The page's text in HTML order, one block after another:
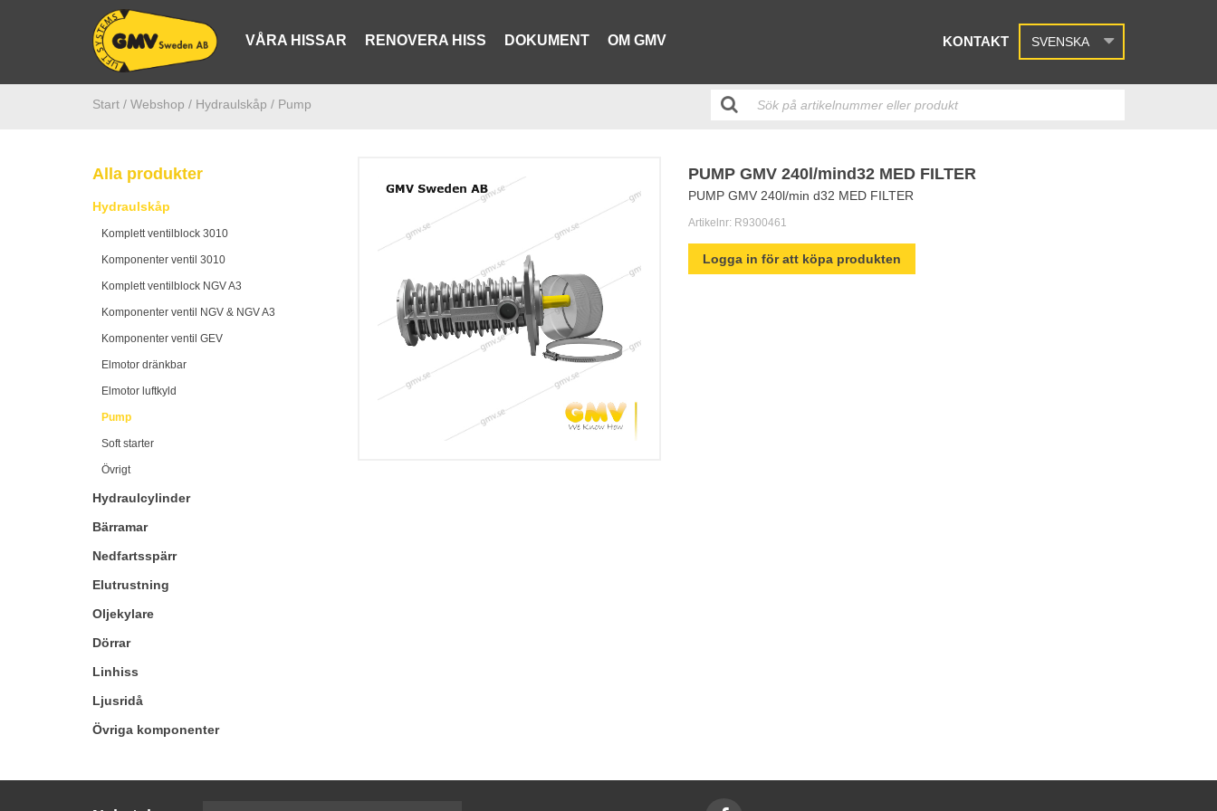
VÅRA HISSAR RENOVERA HISS DOKUMENT OM GMV KONTAKT SVENSKA
Start / Webshop / Hydraulskåp / Pump
Alla produkter
Hydraulskåp
Komplett ventilblock 3010
Komponenter ventil 3010
Komplett ventilblock NGV A3
Komponenter ventil NGV & NGV A3
Komponenter ventil GEV
Elmotor dränkbar
Elmotor luftkyld
Pump
Soft starter
Övrigt
Hydraulcylinder
Bärramar
Nedfartsspärr
Elutrustning
Oljekylare
Dörrar
Linhiss
Ljusridå
Övriga komponenter
PUMP GMV 240l/mind32 MED FILTER
PUMP GMV 240l/min d32 MED FILTER
Artikelnr: R9300461
Logga in för att köpa produkten